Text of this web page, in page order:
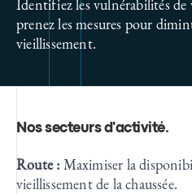
Identifiez les vulnérabilités
prenez les mesures pour
vieillissement.
Nos secteurs d'activité.
Route : Maximiser la
vieillissement de la chaussée.